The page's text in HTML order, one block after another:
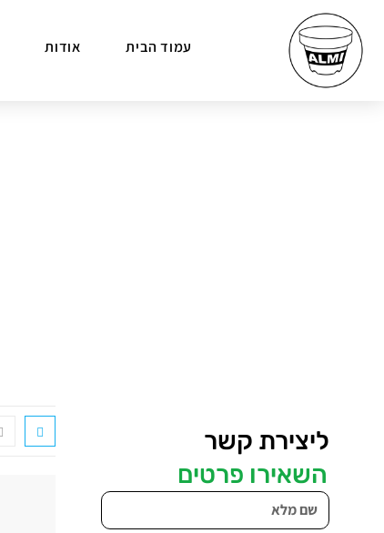
עמוד הבית אודות
ליצירת קשר
השאירו פרטים